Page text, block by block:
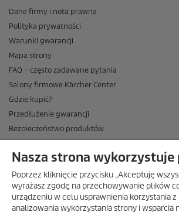
Dane firmy i nota prawna
Polityka prywatności
Warunki gwarancji
Mapa strony
FAQ – często zadawane pytania
Salony firmowe Kärcher Center
Gdzie kupić?
Przedłużenie gwarancji
Bezpieczeństwo produktów
Newsletter Kärcher
ADRES
BIURO OBSŁUGI KLIENTA
OPINIE O EKÄRCHER
Nasza strona wykorzystuje
Poprzez kliknięcie przycisku „Akceptuję
wyrażasz zgodę na przechowywanie plików
urządzeniu w celu usprawnienia korzystania z
analizowania wykorzystania strony i wsparcia